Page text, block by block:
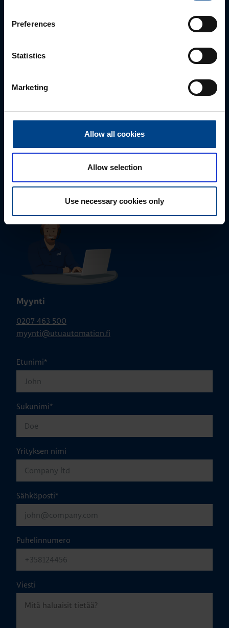
Preferences
Statistics
Marketing
Allow all cookies
Allow selection
Use necessary cookies only
tuki@utuautomation.fi
Myynti
0207 463 500
myynti@utuautomation.fi
Etunimi*
Sukunimi*
Yrityksen nimi
Sähköposti*
Puhelinnumero
Viesti